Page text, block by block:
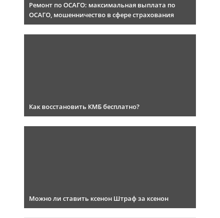
Ремонт по ОСАГО: максимальная выплата по
ОСАГО, мошенничество в сфере страхования
Как восстановить КМБ бесплатно?
Можно ли ставить ксенон Штраф за ксенон